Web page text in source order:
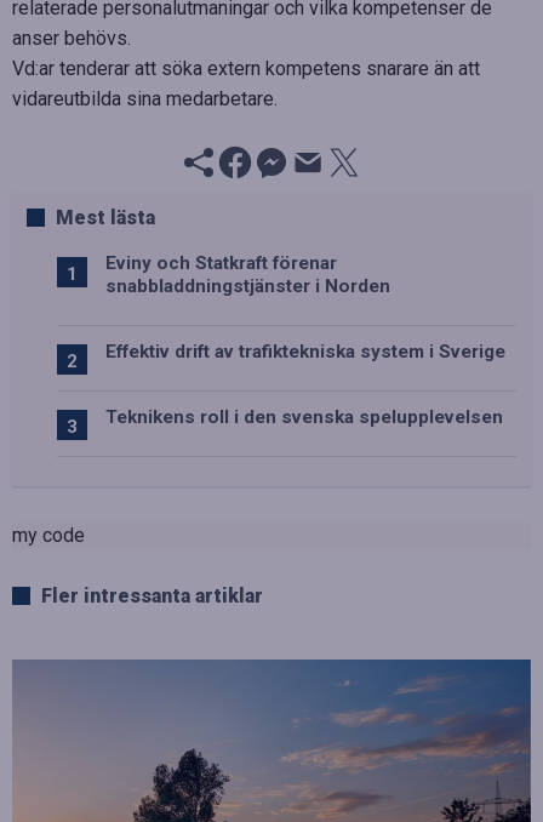
relaterade personalutmaningar och vilka kompetenser de
anser behövs.
Vd:ar tenderar att söka extern kompetens snarare än att
vidareutbilda sina medarbetare.
Mest lästa
Eviny och Statkraft förenar
snabbladdningstjänster i Norden
Effektiv drift av trafiktekniska system i Sverige
Teknikens roll i den svenska spelupplevelsen
my code
Fler intressanta artiklar